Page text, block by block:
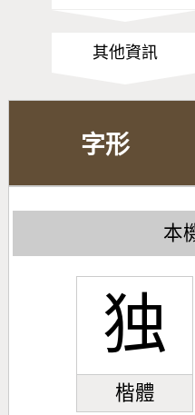
其他資訊
字形
本
独
楷體